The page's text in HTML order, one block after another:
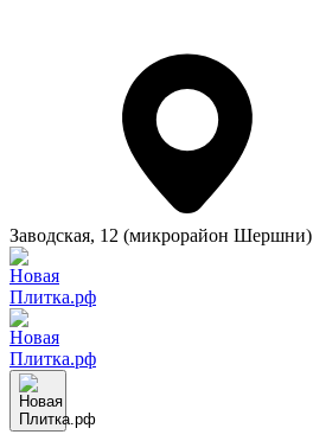
Заводская, 12 (микрорайон Шершни)